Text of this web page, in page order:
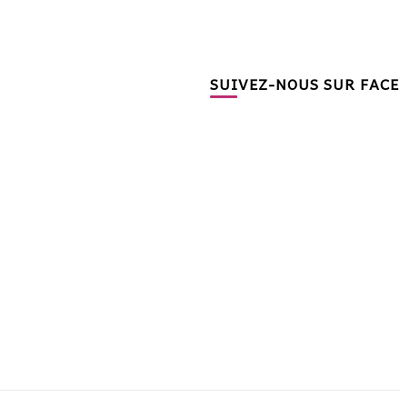
SUIVEZ-NOUS SUR